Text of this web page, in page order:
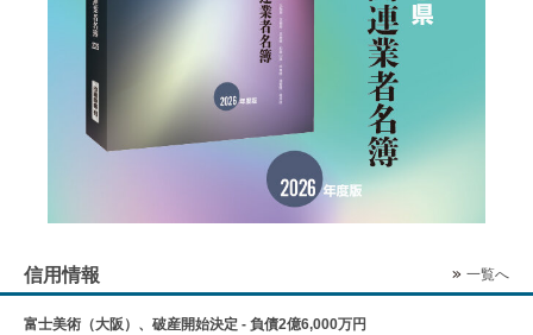
信用情報 一覧へ
富士美術（大阪）、破産開始決定 - 負債2億6,000万円